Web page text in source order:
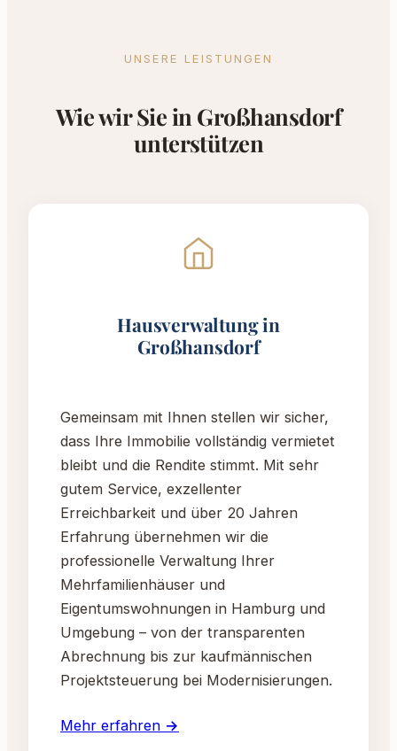
UNSERE LEISTUNGEN
Wie wir Sie in Großhansdorf
unterstützen
Hausverwaltung in
Großhansdorf
Gemeinsam mit Ihnen stellen wir sicher,
dass Ihre Immobilie vollständig vermietet
bleibt und die Rendite stimmt. Mit sehr
gutem Service, exzellenter
Erreichbarkeit und über 20 Jahren
Erfahrung übernehmen wir die
professionelle Verwaltung Ihrer
Mehrfamilienhäuser und
Eigentumswohnungen in Hamburg und
Umgebung – von der transparenten
Abrechnung bis zur kaufmännischen
Projektsteuerung bei Modernisierungen.
Mehr erfahren →